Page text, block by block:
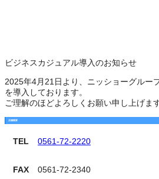
ビジネスカジュアル導入のお知らせ
2025年4月21日より、ニッショーグルー
を導入しております。
ご理解のほどよろしくお願い申し上げます
店舗概要
TEL 0561-72-2220
FAX 0561-72-2340